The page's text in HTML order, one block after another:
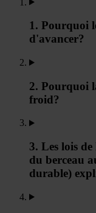
1. Pourquoi
d'avancer?
2. Pourquoi
froid?
3. Les lois
du berceau
durable)